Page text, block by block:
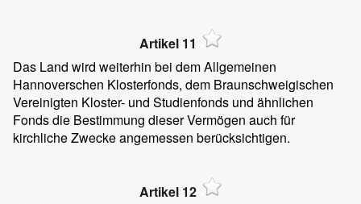
Artikel 11
Das Land wird weiterhin bei dem Allgemeinen
Hannoverschen Klosterfonds, dem Braunschweigischen
Vereinigten Kloster- und Studienfonds und ähnlichen
Fonds die Bestimmung dieser Vermögen auch für
kirchliche Zwecke angemessen berücksichtigen.
Artikel 12